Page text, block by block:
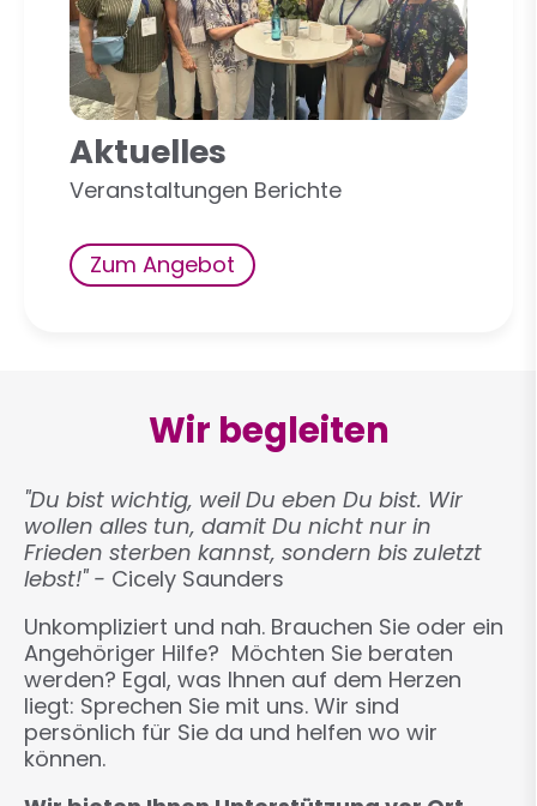
Aktuelles
Veranstaltungen Berichte
Zum Angebot
Wir begleiten
"Du bist wichtig, weil Du eben Du bist. Wir
wollen alles tun, damit Du nicht nur in
Frieden sterben kannst, sondern bis zuletzt
lebst!" - Cicely Saunders
Unkompliziert und nah. Brauchen Sie oder ein
Angehöriger Hilfe? Möchten Sie beraten
werden? Egal, was Ihnen auf dem Herzen
liegt: Sprechen Sie mit uns. Wir sind
persönlich für Sie da und helfen wo wir
können.